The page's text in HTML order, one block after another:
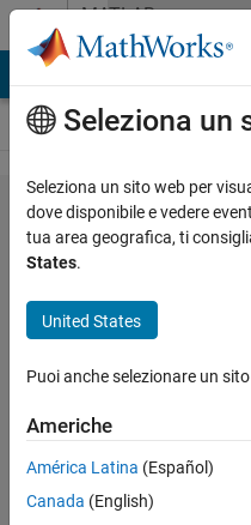
Vai al contenutoMATLAB
Answers
How to
get the
overshoot
simulink
?
CHEW
Seleziona un
Seleziona un sito web per
dove disponibile e vedere
tua area geografica, ti
States.
United States
Puoi anche selezionare un
Americhe
América Latina (Español)
Canada (English)